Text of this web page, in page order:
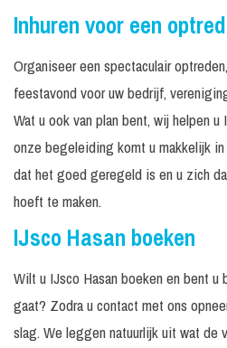
Inhuren voor een
Organiseer een spectaculair
feestavond voor uw bedrijf,
Wat u ook van plan bent, wij helpen u
onze begeleiding komt u makkelijk
dat het goed geregeld is en u zich
hoeft te maken.
IJsco Hasan boeken
Wilt u IJsco Hasan boeken en bent u
gaat? Zodra u contact met ons
slag. We leggen natuurlijk uit wat de